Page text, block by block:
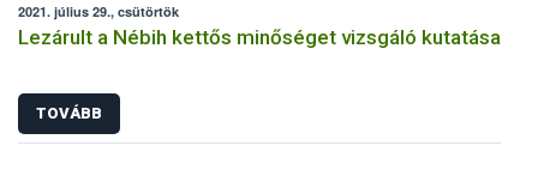
2021. július 29., csütörtök
Lezárult a Nébih kettős minőséget vizsgáló kutatása
TOVÁBB